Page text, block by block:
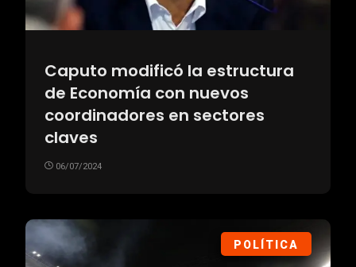
Caputo modificó la estructura
de Economía con nuevos
coordinadores en sectores
claves
06/07/2024
POLÍTICA